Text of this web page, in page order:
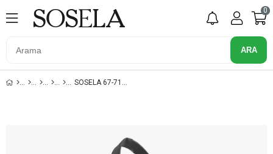
0
SOSELA 67-7152 KADIN SIYAH ÇAPRAZ ASKILI ÇANTA